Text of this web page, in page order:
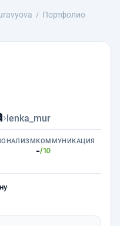
Портфолио
›lenka_mur
КОММУНИКАЦИЯ
-/10